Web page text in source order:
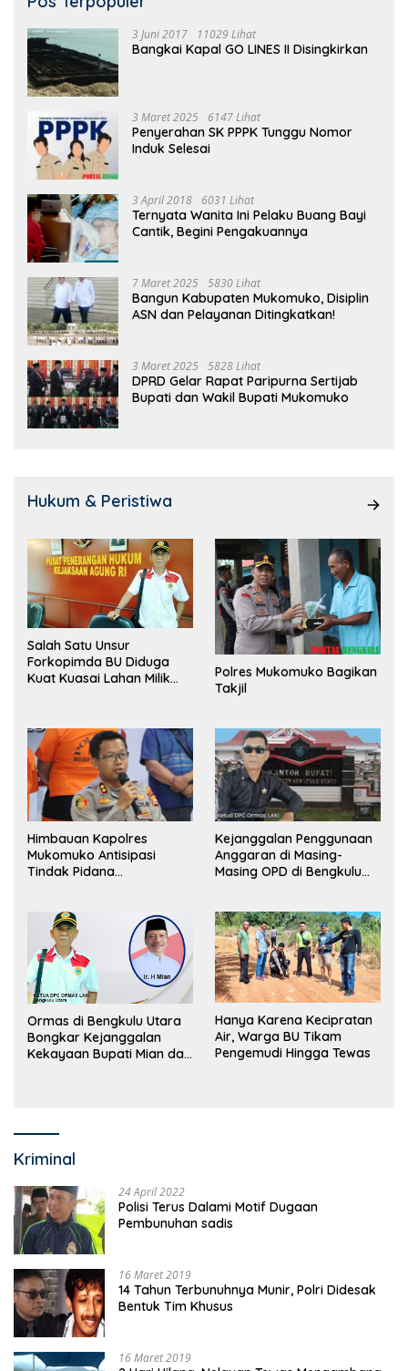
3 Juni 2017 11029 Lihat
Bangkai Kapal GO LINES II Disingkirkan
3 Maret 2025 6147 Lihat
Penyerahan SK PPPK Tunggu Nomor
Induk Selesai
3 April 2018 6031 Lihat
Ternyata Wanita Ini Pelaku Buang Bayi
Cantik, Begini Pengakuannya
7 Maret 2025 5830 Lihat
Bangun Kabupaten Mukomuko, Disiplin
ASN dan Pelayanan Ditingkatkan!
3 Maret 2025 5828 Lihat
DPRD Gelar Rapat Paripurna Sertijab
Bupati dan Wakil Bupati Mukomuko
Hukum & Peristiwa
Salah Satu Unsur
Forkopimda BU Diduga
Kuat Kuasai Lahan Milik
Polres Mukomuko Bagikan
Takjil
Himbauan Kapolres
Mukomuko Antisipasi
Tindak Pidana
Kejanggalan Penggunaan
Anggaran di Masing-
Masing OPD di Bengkulu
Ormas di Bengkulu Utara
Bongkar Kejanggalan
Kekayaan Bupati Mian dan
Hanya Karena Kecipratan
Air, Warga BU Tikam
Pengemudi Hingga Tewas
Kriminal
24 April 2022
Polisi Terus Dalami Motif Dugaan
Pembunuhan sadis
16 Maret 2019
14 Tahun Terbunuhnya Munir, Polri Didesak
Bentuk Tim Khusus
16 Maret 2019